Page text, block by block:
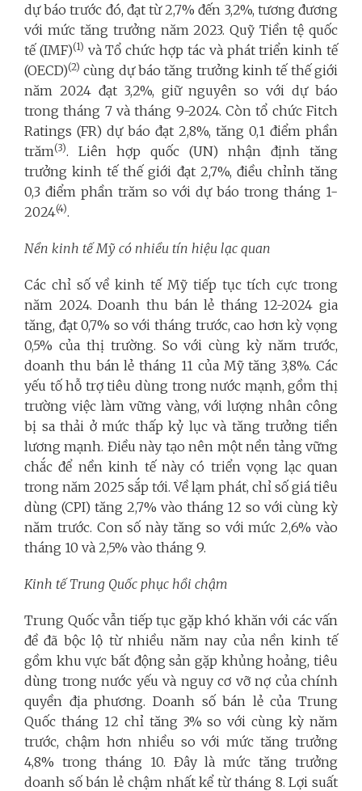
dự báo trước đó, đạt từ 2,7% đến 3,2%, tương đương
với mức tăng trưởng năm 2023. Quỹ Tiền tệ quốc
tế (IMF)(1) và Tổ chức hợp tác và phát triển kinh tế
(OECD)(2) cùng dự báo tăng trưởng kinh tế thế giới
năm 2024 đạt 3,2%, giữ nguyên so với dự báo
trong tháng 7 và tháng 9-2024. Còn tổ chức Fitch
Ratings (FR) dự báo đạt 2,8%, tăng 0,1 điểm phần
trăm(3). Liên hợp quốc (UN) nhận định tăng
trưởng kinh tế thế giới đạt 2,7%, điều chỉnh tăng
0,3 điểm phần trăm so với dự báo trong tháng 1-
2024(4).
Nền kinh tế Mỹ có nhiều tín hiệu lạc quan
Các chỉ số về kinh tế Mỹ tiếp tục tích cực trong
năm 2024. Doanh thu bán lẻ tháng 12-2024 gia
tăng, đạt 0,7% so với tháng trước, cao hơn kỳ vọng
0,5% của thị trường. So với cùng kỳ năm trước,
doanh thu bán lẻ tháng 11 của Mỹ tăng 3,8%. Các
yếu tố hỗ trợ tiêu dùng trong nước mạnh, gồm thị
trường việc làm vững vàng, với lượng nhân công
bị sa thải ở mức thấp kỷ lục và tăng trưởng tiền
lương mạnh. Điều này tạo nên một nền tảng vững
chắc để nền kinh tế này có triển vọng lạc quan
trong năm 2025 sắp tới. Về lạm phát, chỉ số giá tiêu
dùng (CPI) tăng 2,7% vào tháng 12 so với cùng kỳ
năm trước. Con số này tăng so với mức 2,6% vào
tháng 10 và 2,5% vào tháng 9.
Kinh tế Trung Quốc phục hồi chậm
Trung Quốc vẫn tiếp tục gặp khó khăn với các vấn
đề đã bộc lộ từ nhiều năm nay của nền kinh tế
gồm khu vực bất động sản gặp khủng hoảng, tiêu
dùng trong nước yếu và nguy cơ vỡ nợ của chính
quyền địa phương. Doanh số bán lẻ của Trung
Quốc tháng 12 chỉ tăng 3% so với cùng kỳ năm
trước, chậm hơn nhiều so với mức tăng trưởng
4,8% trong tháng 10. Đây là mức tăng trưởng
doanh số bán lẻ chậm nhất kể từ tháng 8. Lợi suất